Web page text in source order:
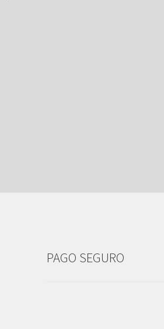
PAGO SEGURO